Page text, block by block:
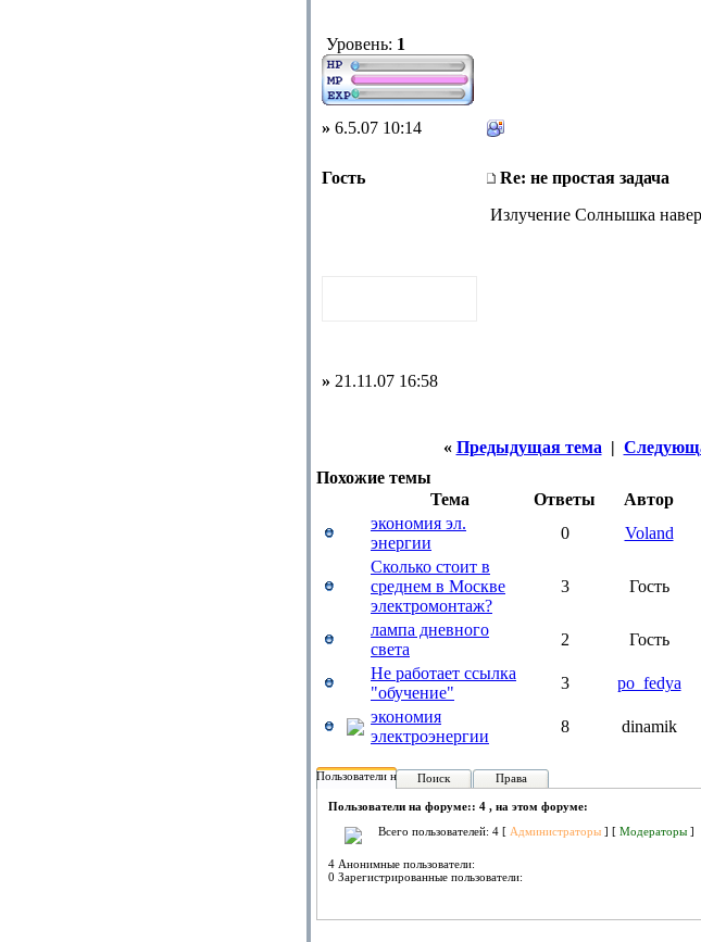
Уровень: 1
» 6.5.07 10:14
Гость
Re: не простая задача
Излучение Солнышка
» 21.11.07 16:58
« Предыдущая тема |
Похожие темы
Тема
Ответы Автор
экономия эл.
энергии
0 Voland
Сколько стоит в
среднем в Москве
электромонтаж?
3 Гость
лампа дневного
света
2 Гость
Не работает ссылка
"обучение"
3 po_fedya
экономия
электроэнергии
8 dinamik
Пользователи на форуме:
Поиск Права
Пользователи на форуме:: 4 , на этом форуме:
Всего пользователей: 4 [ Администраторы ] [ Модераторы ]
4 Анонимные пользователи:
0 Зарегистрированные пользователи: